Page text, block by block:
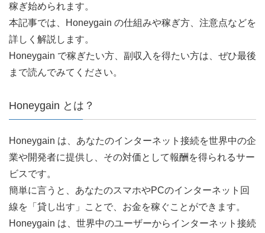
稼ぎ始められます。
本記事では、Honeygain の仕組みや稼ぎ方、注意点などを
詳しく解説します。
Honeygain で稼ぎたい方、副収入を得たい方は、ぜひ最後
まで読んでみてください。
Honeygain とは？
Honeygain は、あなたのインターネット接続を世界中の企
業や開発者に提供し、その対価として報酬を得られるサー
ビスです。
簡単に言うと、あなたのスマホやPCのインターネット回
線を「貸し出す」ことで、お金を稼ぐことができます。
Honeygain は、世界中のユーザーからインターネット接続